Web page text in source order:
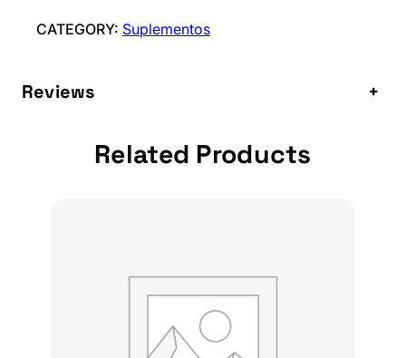
F
c
CATEGORY: Suplementos
Reviews +
Related Products